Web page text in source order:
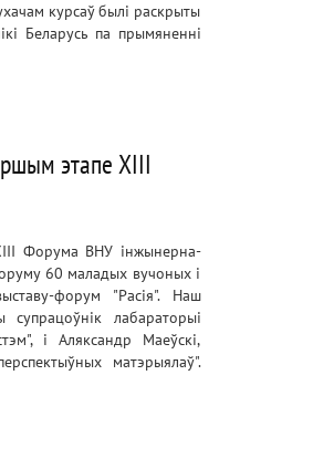
курсаў былі раскрыты
Беларусь па прымяненні
этапе XIII
Форума ВНУ інжынерна-
60 маладых вучоных і
форум "Расія". Наш
супрацоўнік лабараторыі
і Аляксандр Маеўскі,
матэрыялаў".